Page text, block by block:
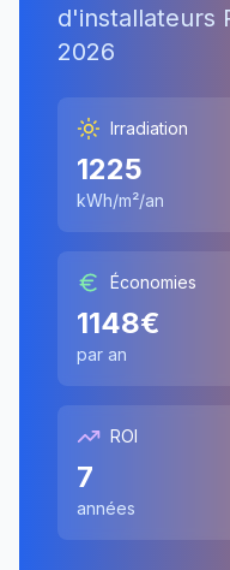
d'installateurs
2026
Irradiation
1225
kWh/m²/an
Économies
1148€
par an
ROI
7
années